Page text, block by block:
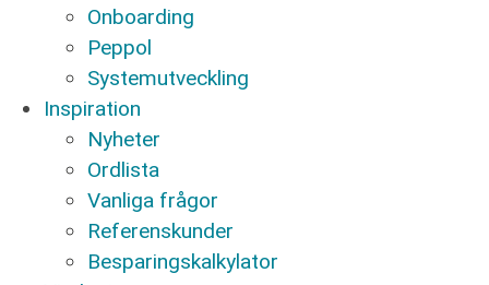
Onboarding
Peppol
Systemutveckling
Inspiration
Nyheter
Ordlista
Vanliga frågor
Referenskunder
Besparingskalkylator